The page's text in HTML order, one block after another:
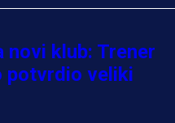
klub: Trener
potvrdio veliki